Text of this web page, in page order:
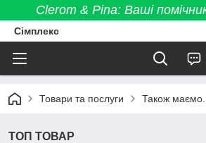
Clerom & Pina: Ваші
Сімплекс
Товари та послуги Також
ТОП ТОВАР